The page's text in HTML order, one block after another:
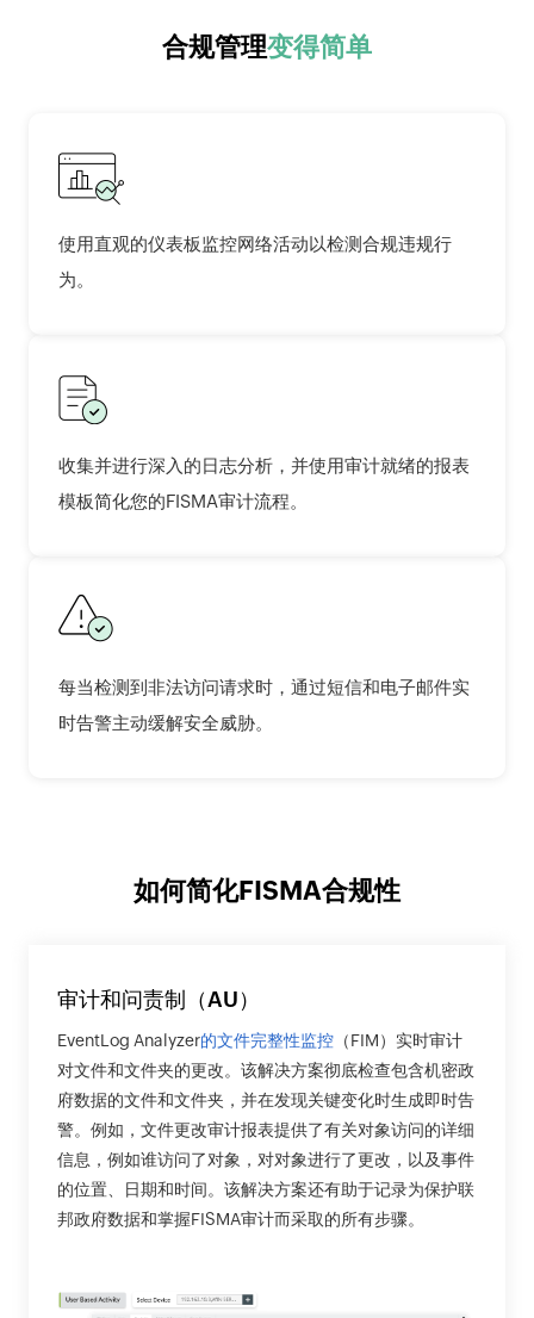
合规管理变得简单
使用直观的仪表板监控网络活动以检测合规违规行
为。
收集并进行深入的日志分析，并使用审计就绪的报表
模板简化您的FISMA审计流程。
每当检测到非法访问请求时，通过短信和电子邮件实
时告警主动缓解安全威胁。
如何简化FISMA合规性
审计和问责制（AU）
EventLog Analyzer的文件完整性监控 （FIM）实时审计
对文件和文件夹的更改。该解决方案彻底检查包含机密政
府数据的文件和文件夹，并在发现关键变化时生成即时告
警。例如，文件更改审计报表提供了有关对象访问的详细
信息，例如谁访问了对象，对对象进行了更改，以及事件
的位置、日期和时间。该解决方案还有助于记录为保护联
邦政府数据和掌握FISMA审计而采取的所有步骤。